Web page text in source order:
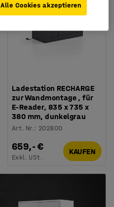
Ladestation RECHARGE
zur Wandmontage , für
E-Reader, 835 x 735 x
380 mm, dunkelgrau
Art. Nr.: 202800
659,- €
Exkl. USt.
KAUFEN
Alle Cookies akzeptieren